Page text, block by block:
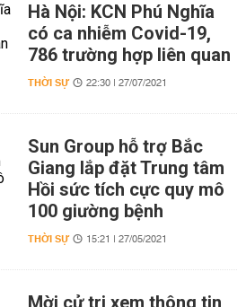
Hà Nội: KCN Phú Nghĩa
có ca nhiễm Covid-19,
786 trường hợp liên quan
THỜI SỰ 22:30 | 27/07/2021
Sun Group hỗ trợ Bắc
Giang lắp đặt Trung tâm
Hồi sức tích cực quy mô
100 giường bệnh
THỜI SỰ 15:21 | 27/05/2021
Mời cử tri xem thông tin